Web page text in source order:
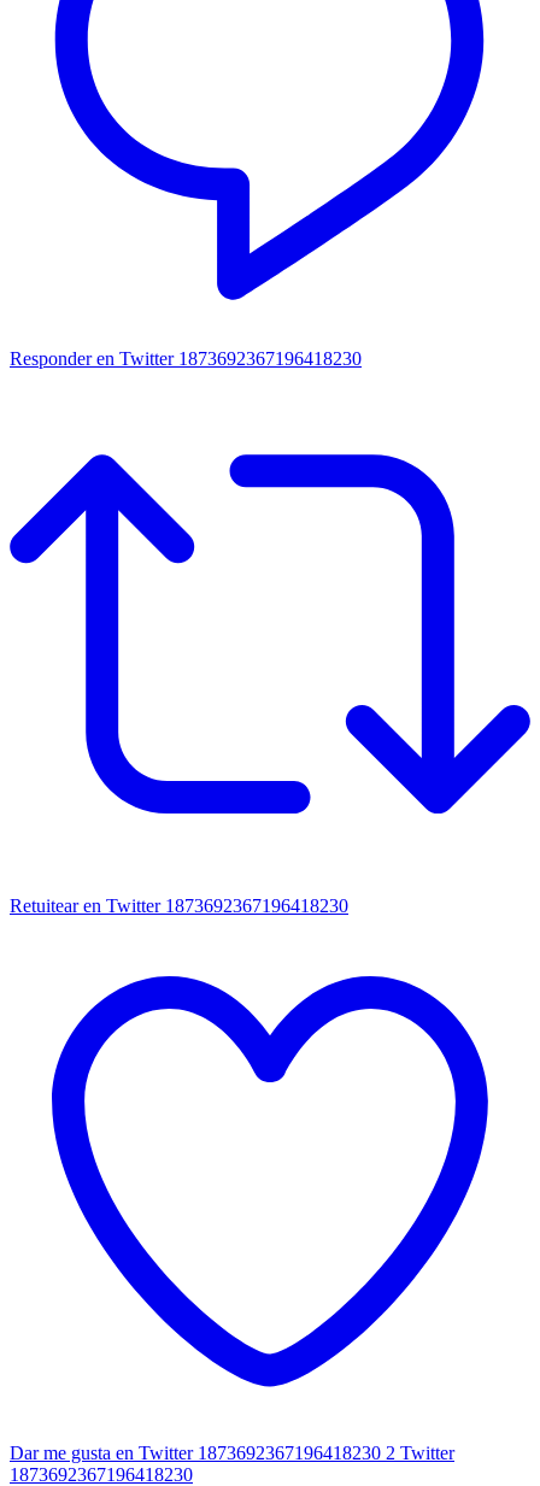
Responder en Twitter 1873692367196418230
Retuitear en Twitter 1873692367196418230
Dar me gusta en Twitter 1873692367196418230 2 Twitter
1873692367196418230